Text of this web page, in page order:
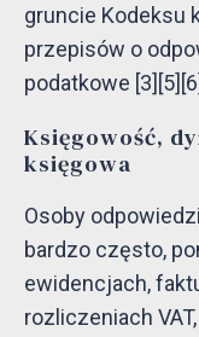
gruncie Kodeksu
przepisów o
podatkowe
Księgowość,
księgowa
Osoby
bardzo często,
ewidencjach,
rozliczeniach